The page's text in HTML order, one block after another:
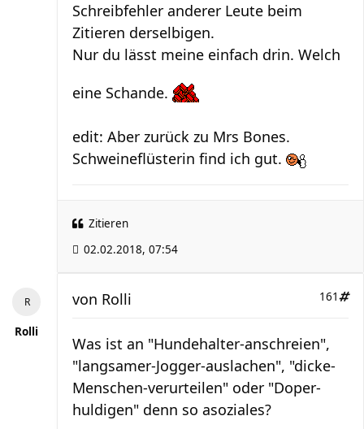
Schreibfehler anderer Leute beim
Zitieren derselbigen.
Nur du lässt meine einfach drin. Welch
eine Schande.
edit: Aber zurück zu Mrs Bones.
Schweineflüsterin find ich gut.
Zitieren
02.02.2018, 07:54
Rolli
161
von Rolli
Was ist an "Hundehalter-anschreien",
"langsamer-Jogger-auslachen", "dicke-
Menschen-verurteilen" oder "Doper-
huldigen" denn so asoziales?